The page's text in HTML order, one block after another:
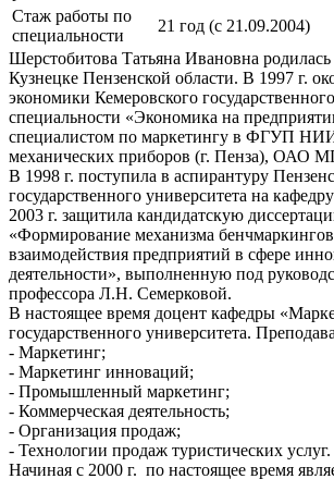
Стаж работы по
специальности
21 год (c 21.09.2004)
Шерстобитова Татьяна Ивановна
Кузнецке Пензенской области. В 1997 г.
экономики Кемеровского
специальности «Экономика на
специалистом по маркетингу в ФГУП
механических приборов (г. Пенза), ОАО
В 1998 г. поступила в аспирантуру
государственного университета на
2003 г. защитила кандидатскую
«Формирование механизма
взаимодействия предприятий в сфере
деятельности», выполненную под
профессора Л.Н. Семерковой.
В настоящее время доцент кафедры
государственного университета.
- Маркетинг;
- Маркетинг инноваций;
- Промышленный маркетинг;
- Коммерческая деятельность;
- Организация продаж;
- Технологии продаж туристических услуг.
Начиная с 2000 г. по настоящее время